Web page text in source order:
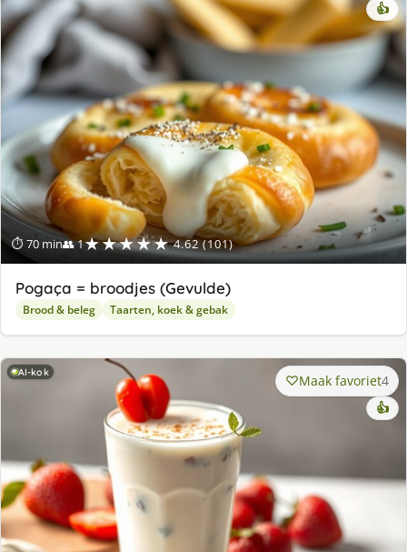
⏱ 70 min👥 1★★★★★ 4.62 (101)
👍
Pogaça = broodjes (Gevulde)
Brood & beleg Taarten, koek & gebak
AI-kok Maak favoriet4
👍